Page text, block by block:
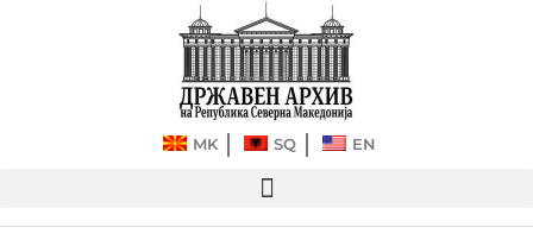
MK SQ EN